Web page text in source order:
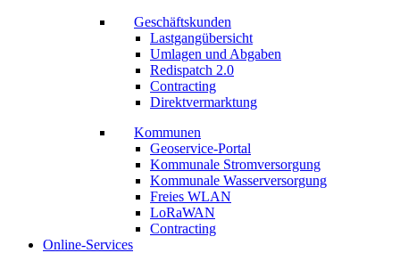
Geschäftskunden
Lastgangübersicht
Umlagen und Abgaben
Redispatch 2.0
Contracting
Direktvermarktung
Kommunen
Geoservice-Portal
Kommunale Stromversorgung
Kommunale Wasserversorgung
Freies WLAN
LoRaWAN
Contracting
Online-Services